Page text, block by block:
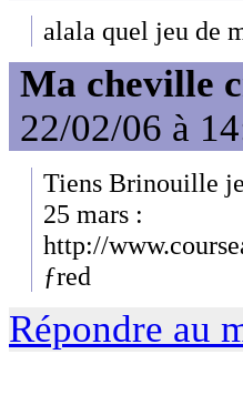
alala quel jeu de
Ma cheville
22/02/06 à
Tiens Brinouille
25 mars :
http://
ƒred
Répondre au